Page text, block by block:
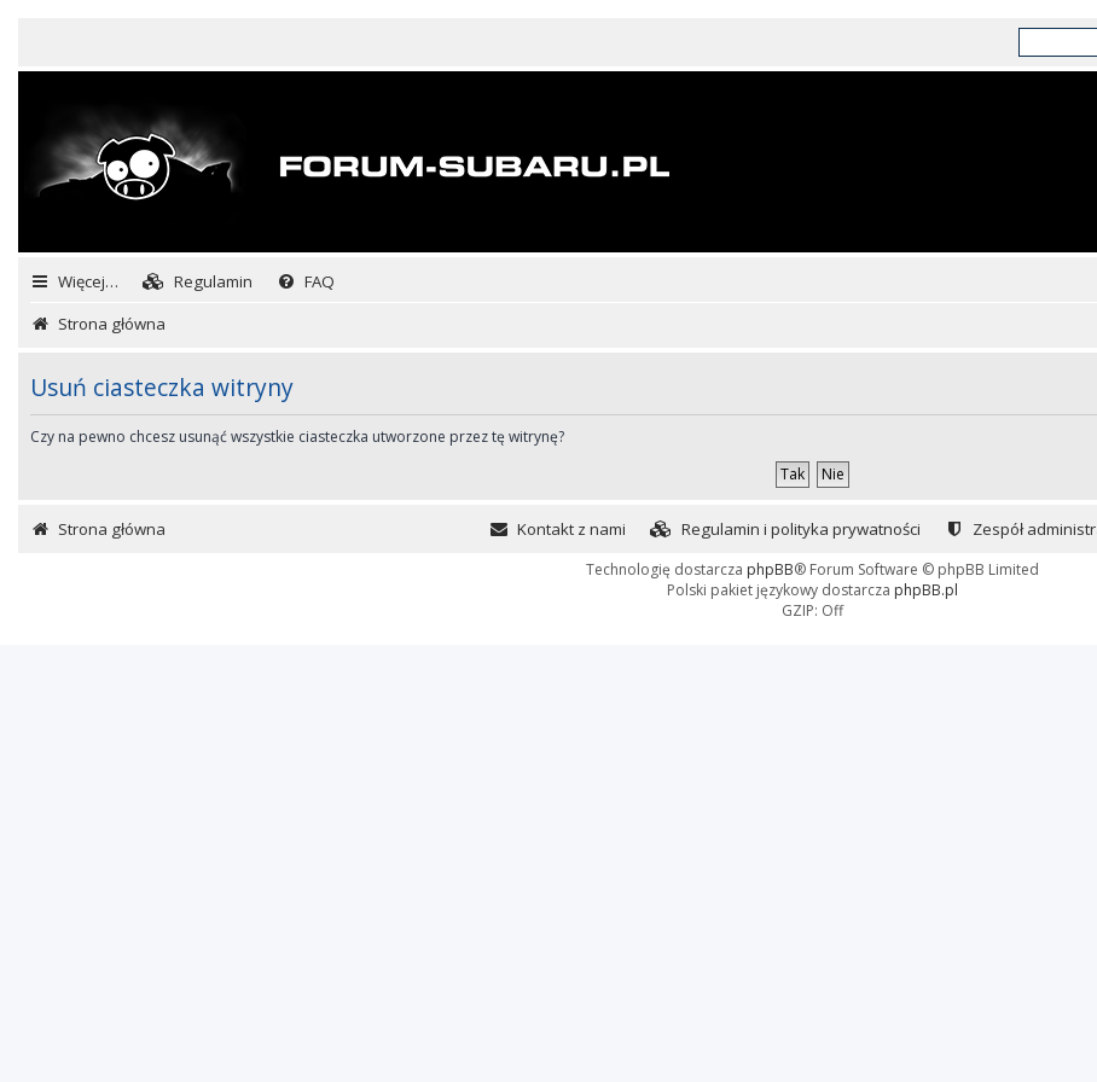
Więcej… Regulamin FAQ
Strona główna
Usuń ciasteczka witryny
Czy na pewno chcesz usunąć wszystkie ciasteczka utworzone przez tę witrynę?
Strona główna Zespół
Regulamin i polityka prywatności
Kontakt z nami
Technologię dostarcza phpBB® Forum Software © phpBB Limited
Polski pakiet językowy dostarcza phpBB.pl
GZIP: Off